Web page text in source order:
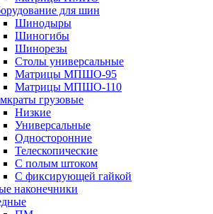
для шин
Шинодыры
Шиногибы
Шинорезы
Столы универсальные
Матрицы МПШО-95
Матрицы МПШО-110
грузовые
Низкие
Универсальные
Односторонние
Телескопические
С полым штоком
С фиксирующей гайкой
наконечники